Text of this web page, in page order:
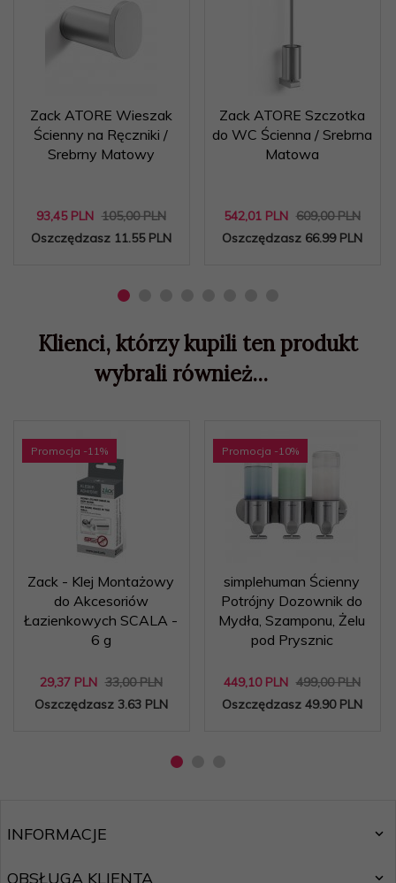
Zack ATORE Wieszak
Ścienny na Ręczniki /
Srebrny Matowy
93,45 PLN 105,00 PLN
Oszczędzasz 11.55 PLN
Zack ATORE Szczotka
do WC Ścienna / Srebrna
Matowa
542,01 PLN 609,00 PLN
Oszczędzasz 66.99 PLN
Klienci, którzy kupili ten produkt
wybrali również...
Promocja -11%
Zack - Klej Montażowy
do Akcesoriów
Łazienkowych SCALA -
6 g
29,37 PLN 33,00 PLN
Oszczędzasz 3.63 PLN
Promocja -10%
simplehuman Ścienny
Potrójny Dozownik do
Mydła, Szamponu, Żelu
pod Prysznic
449,10 PLN 499,00 PLN
Oszczędzasz 49.90 PLN
INFORMACJE
OBSŁUGA KLIENTA